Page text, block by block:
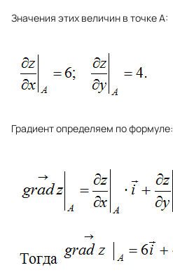
Значения этих величин в точке А:
Градиент определяем по формуле: